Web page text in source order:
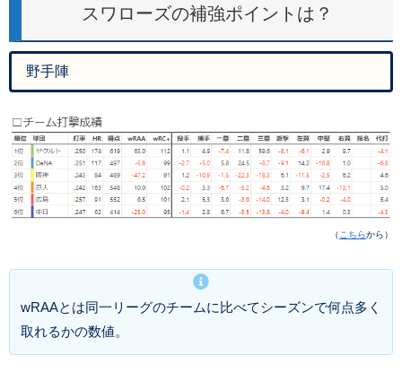
スワローズの補強ポイントは？
野手陣
（こちらから）
wRAAとは同一リーグのチームに比べてシーズンで何点多く
取れるかの数値。